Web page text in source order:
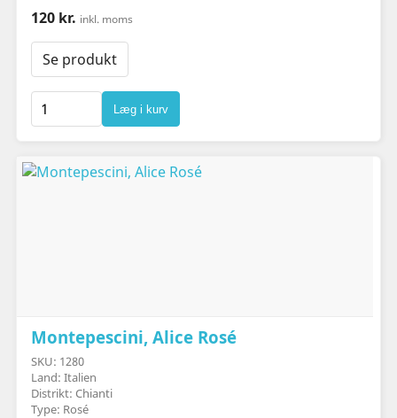
120 kr. inkl. moms
Se produkt
Læg i kurv
Montepescini, Alice Rosé
SKU: 1280
Land: Italien
Distrikt: Chianti
Type: Rosé